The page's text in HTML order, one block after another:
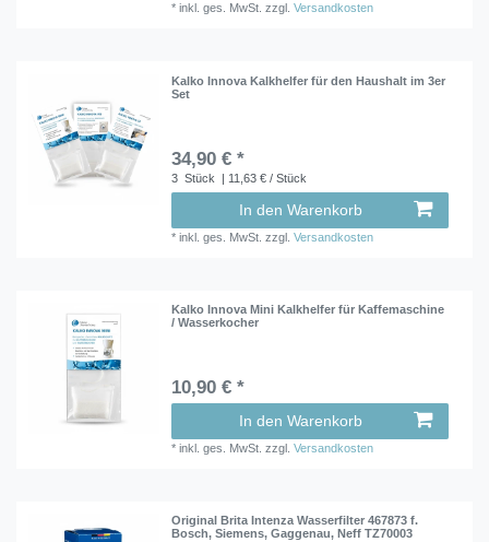
*inkl. ges. MwSt. zzgl.Versandkosten
Kalko Innova Kalkhelfer für den Haushalt im 3er
Set
34,90 € *
3 Stück | 11,63 € / Stück
In den Warenkorb
*inkl. ges. MwSt. zzgl.Versandkosten
Kalko Innova Mini Kalkhelfer für Kaffemaschine
/ Wasserkocher
10,90 € *
In den Warenkorb
*inkl. ges. MwSt. zzgl.Versandkosten
Original Brita Intenza Wasserfilter 467873 f.
Bosch, Siemens, Gaggenau, Neff TZ70003